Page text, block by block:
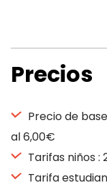
Precios
Precio de
al 6,00€
Tarifas niños :
Tarifa